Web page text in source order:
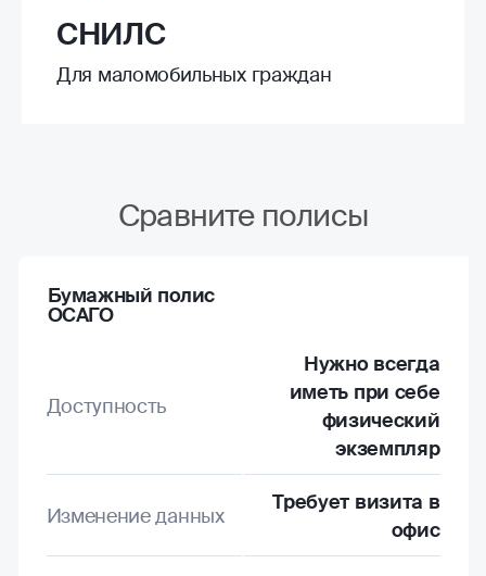
СНИЛС
Для маломобильных граждан
Сравните полисы
Бумажный полис
ОСАГО
Доступность
Нужно всегда
иметь при себе
физический
экземпляр
Изменение данных
Требует визита в
офис